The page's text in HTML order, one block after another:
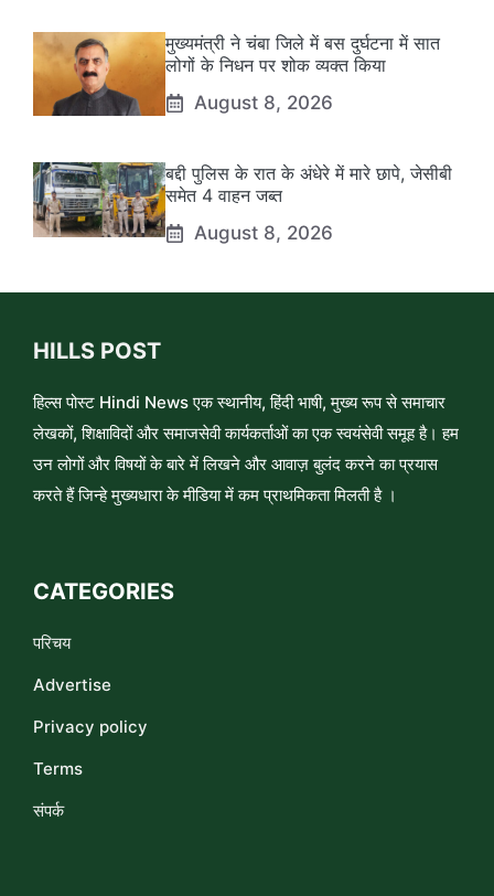
मुख्यमंत्री ने चंबा जिले में बस दुर्घटना में सात
लोगों के निधन पर शोक व्यक्त किया
August 8, 2026
बद्दी पुलिस के रात के अंधेरे में मारे छापे, जेसीबी
समेत 4 वाहन जब्त
August 8, 2026
HILLS POST
हिल्स पोस्ट Hindi News एक स्थानीय, हिंदी भाषी, मुख्य रूप से समाचार
लेखकों, शिक्षाविदों और समाजसेवी कार्यकर्ताओं का एक स्वयंसेवी समूह है। हम
उन लोगों और विषयों के बारे में लिखने और आवाज़ बुलंद करने का प्रयास
करते हैं जिन्हे मुख्यधारा के मीडिया में कम प्राथमिकता मिलती है ।
CATEGORIES
परिचय
Advertise
Privacy policy
Terms
संपर्क